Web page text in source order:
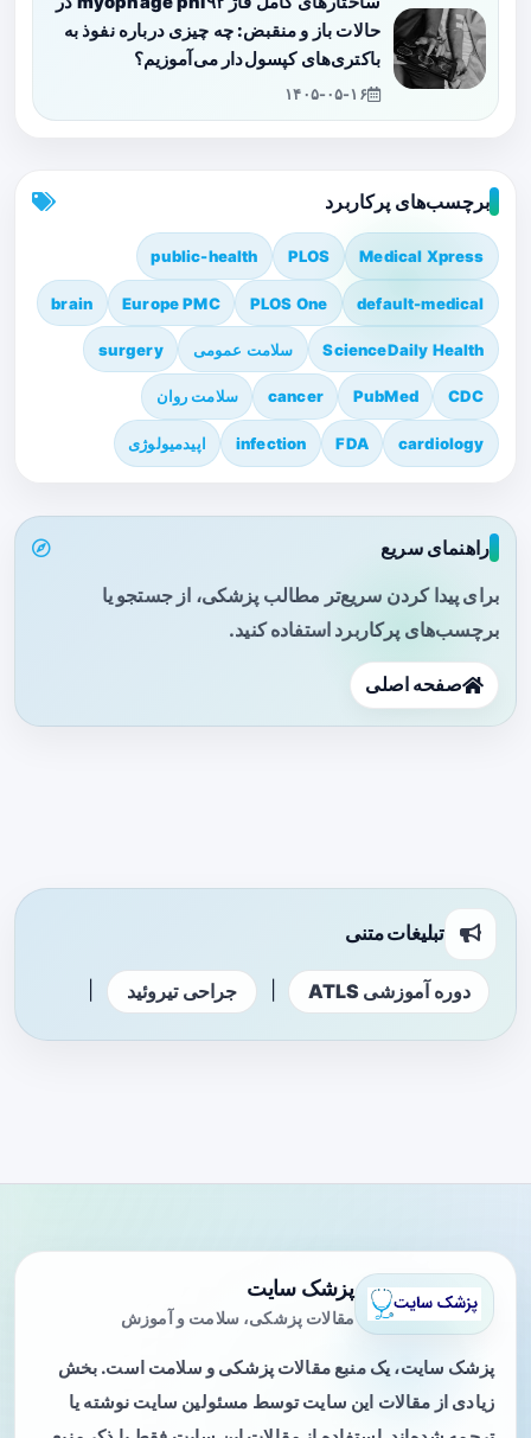
حالات باز و منقبض: چه چیزی درباره نفوذ به
باکتری‌های کپسول‌دار می‌آموزیم؟
۱۴۰۵-۰۵-۱۶
برچسب‌های پرکاربرد
Medical Xpress
PLOS
public-health
default-medical
PLOS One
Europe PMC
brain
ScienceDaily Health سلامت عمومی surgery
CDC
PubMed
cancer سلامت روان
cardiology
FDA
infection اپیدمیولوژی
راهنمای سریع
برای پیدا کردن سریع‌تر مطالب پزشکی، از جستجو یا
برچسب‌های پرکاربرد استفاده کنید.
صفحه اصلی
تبلیغات متنی
دوره آموزشی ATLS جراحی تیروئید
پزشک سایت
مقالات پزشکی، سلامت و آموزش
پزشک سایت، یک منبع مقالات پزشکی و سلامت است. بخش
زیادی از مقالات این سایت توسط مسئولین سایت نوشته یا